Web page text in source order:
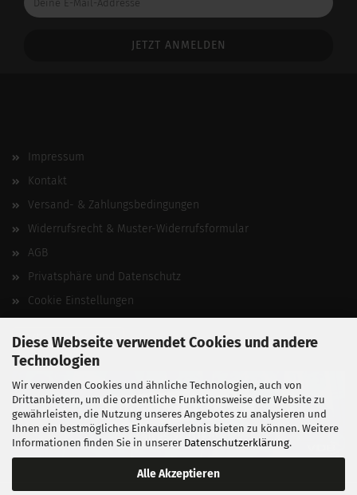
Diese Webseite verwendet Cookies und andere
Technologien
Wir verwenden Cookies und ähnliche Technologien, auch von
Drittanbietern, um die ordentliche Funktionsweise der Website zu
gewährleisten, die Nutzung unseres Angebotes zu analysieren und
Ihnen ein bestmögliches Einkaufserlebnis bieten zu können. Weitere
Informationen finden Sie in unserer Datenschutzerklärung.
Alle Akzeptieren
E-
Impressum
Kontakt
Versand- & Zahlungsbedingungen
Widerrufsrecht & Muster-Widerrufsformular
AGB
Privatsphäre und Datenschutz
Cookie Einstellungen
Vertrag widerrufen